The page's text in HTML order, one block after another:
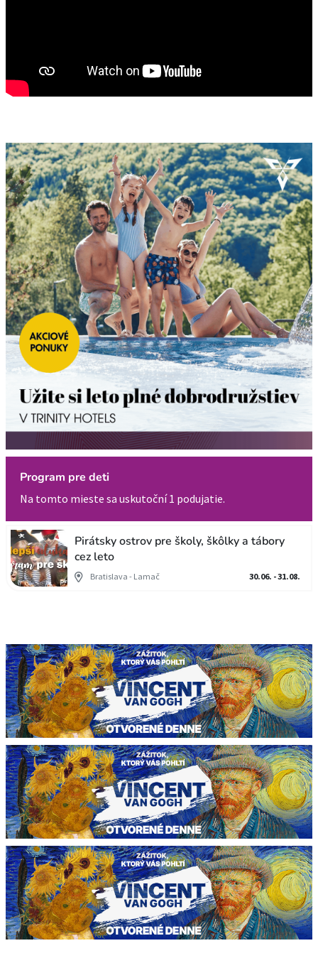
Program pre deti
Na tomto mieste sa uskutoční 1 podujatie.
Pirátsky ostrov pre školy, škôlky a tábory
cez leto
Bratislava - Lamač 30.06. - 31.08.